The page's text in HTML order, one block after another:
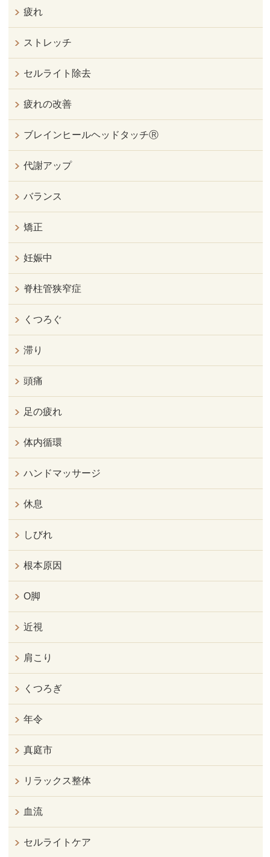
疲れ
ストレッチ
セルライト除去
疲れの改善
ブレインヒールヘッドタッチⓇ
代謝アップ
バランス
矯正
妊娠中
脊柱管狭窄症
くつろぐ
滞り
頭痛
足の疲れ
体内循環
ハンドマッサージ
休息
しびれ
根本原因
O脚
近視
肩こり
くつろぎ
年令
真庭市
リラックス整体
血流
セルライトケア